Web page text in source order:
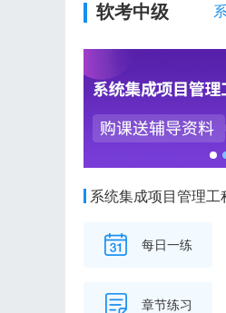
软考中级
系统集成项目管理工
每日一练
章节练习